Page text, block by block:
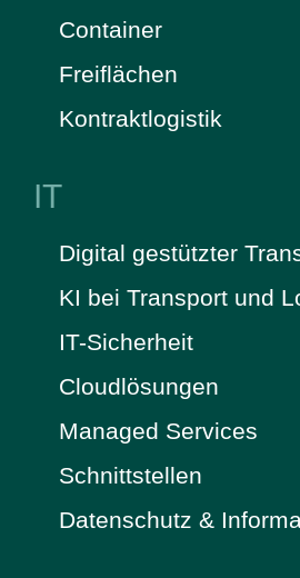
Container
Freiflächen
Kontraktlogistik
IT
Digital gestützter
KI bei Transport und
IT-Sicherheit
Cloudlösungen
Managed Services
Schnittstellen
Datenschutz &